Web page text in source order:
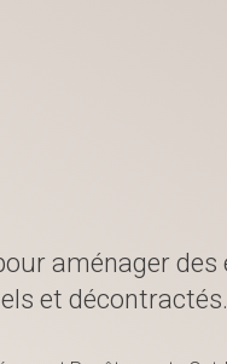
aménager des
et décontractés.